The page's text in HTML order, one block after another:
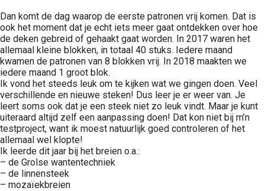
Dan komt de dag waarop de eerste patronen vrij komen. Dat is
ook het moment dat je echt iets meer gaat ontdekken over hoe
de deken gebreid of gehaakt gaat worden. In 2017 waren het
allemaal kleine blokken, in totaal 40 stuks. Iedere maand
kwamen de patronen van 8 blokken vrij. In 2018 maakten we
iedere maand 1 groot blok.
Ik vond het steeds leuk om te kijken wat we gingen doen. Veel
verschillende en nieuwe steken! Dus leer je er weer van. Je
leert soms ook dat je een steek niet zo leuk vindt. Maar je kunt
uiteraard altijd zelf een aanpassing doen! Dat kon niet bij m’n
testproject, want ik moest natuurlijk goed controleren of het
allemaal wel klopte!
Ik leerde dit jaar bij het breien o.a.:
– de Grolse wantentechniek
– de linnensteek
– mozaïekbreien